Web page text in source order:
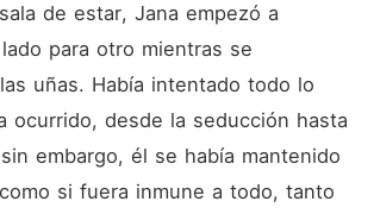
de estar, Jana empezó a
para otro mientras se
uñas. Había intentado todo lo
ocurrido, desde la seducción hasta
embargo, él se había mantenido
si fuera inmune a todo, tanto